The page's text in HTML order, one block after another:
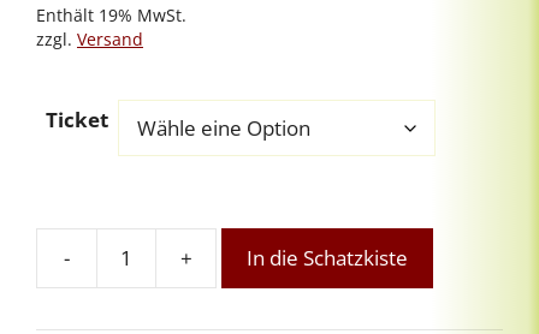
Enthält 19% MwSt.
zzgl. Versand
Ticket
-
Reiki-
+ In die Schatzkiste